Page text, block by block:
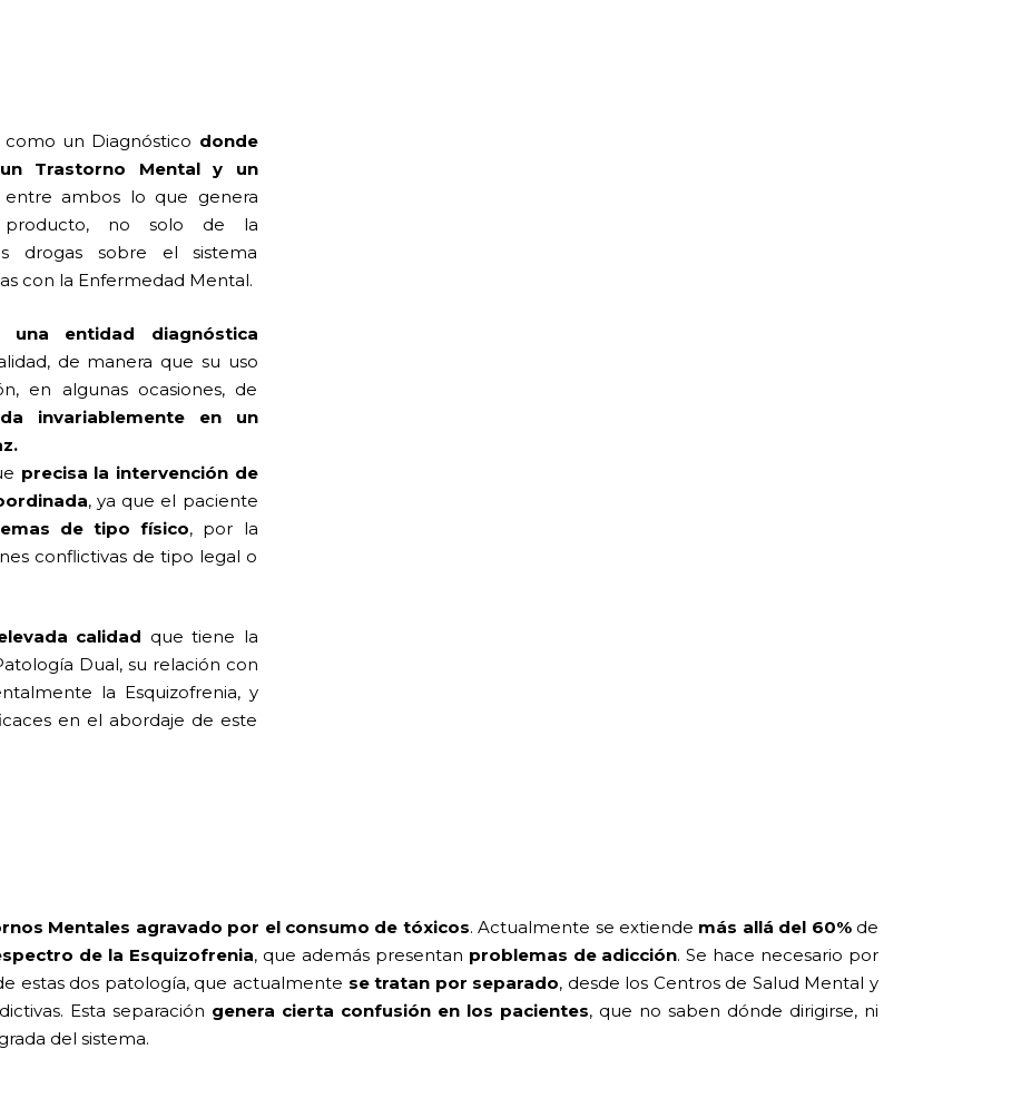
un Diagnóstico donde
Trastorno Mental
y un
entre ambos lo que genera
producto, no solo de la
drogas sobre el sistema
con la Enfermedad Mental.
una entidad diagnóstica
de manera que su uso
en algunas ocasiones, de
invariablemente en un
precisa la intervención de
, ya que el paciente
de tipo físico, por la
conflictivas de tipo legal o
calidad que tiene la
Dual, su relación con
la Esquizofrenia, y
en el abordaje de este
Mentales agravado por el consumo de tóxicos. Actualmente se extiende más allá del 60%de
de la Esquizofrenia, que además presentan problemas de adicción. Se hace necesario por
estas dos patología, que actualmente se tratan por separado, desde los Centros de Salud Mental y
Esta separación genera cierta confusión en los pacientes, que no saben dónde dirigirse, ni
del sistema.